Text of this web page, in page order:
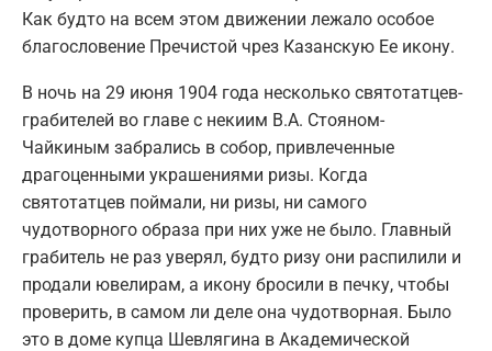
Как будто на всем этом движении лежало особое
благословение Пречистой чрез Казанскую Ее икону.
В ночь на 29 июня 1904 года несколько святотатцев-
грабителей во главе с некиим В.А. Стояном-
Чайкиным забрались в собор, привлеченные
драгоценными украшениями ризы. Когда
святотатцев поймали, ни ризы, ни самого
чудотворного образа при них уже не было. Главный
грабитель не раз уверял, будто ризу они распилили и
продали ювелирам, а икону бросили в печку, чтобы
проверить, в самом ли деле она чудотворная. Было
это в доме купца Шевлягина в Академической